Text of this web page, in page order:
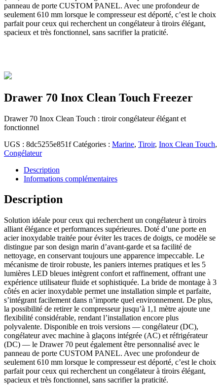
panneau de porte CUSTOM PANEL. Avec une profondeur de
seulement 610 mm lorsque le compresseur est déporté, c’est le choix
parfait pour ceux qui recherchent un congélateur à tiroirs élégant,
spacieux et très fonctionnel, sans sacrifier la praticité.
Drawer 70 Inox Clean Touch Freezer
Drawer 70 Inox Clean Touch : tiroir congélateur élégant et
fonctionnel
UGS : 8dc5255e851f Catégories : Marine, Tiroir, Inox Clean Touch,
Congélateur
Description
Informations complémentaires
Description
Solution idéale pour ceux qui recherchent un congélateur à tiroirs
alliant élégance et performances supérieures. Doté d’une porte en
acier inoxydable traitée pour éviter les traces de doigts, ce modèle se
distingue par son design marin d’avant-garde et sa facilité de
nettoyage, en conservant toujours une apparence impeccable. Le
mécanisme de tiroir robuste, les paniers internes pratiques et les 5
lumières LED bleues intègrent confort et raffinement, offrant une
expérience utilisateur fluide et sophistiquée. La bride de montage à 3
côtés en acier inoxydable permet une installation simple et parfaite,
s’intégrant facilement dans n’importe quel environnement. De plus,
la possibilité de retirer le compresseur jusqu’à 1,1 mètre ajoute une
flexibilité considérable, rendant l’installation encore plus
polyvalente. Disponible en trois versions — congélateur (DC),
congélateur avec machine à glaçons intégrée (AC) et réfrigérateur
(DC) — le Drawer 70 peut également être personnalisé avec le
panneau de porte CUSTOM PANEL. Avec une profondeur de
seulement 610 mm lorsque le compresseur est déporté, c’est le choix
parfait pour ceux qui recherchent un congélateur à tiroirs élégant,
spacieux et très fonctionnel, sans sacrifier la praticité.